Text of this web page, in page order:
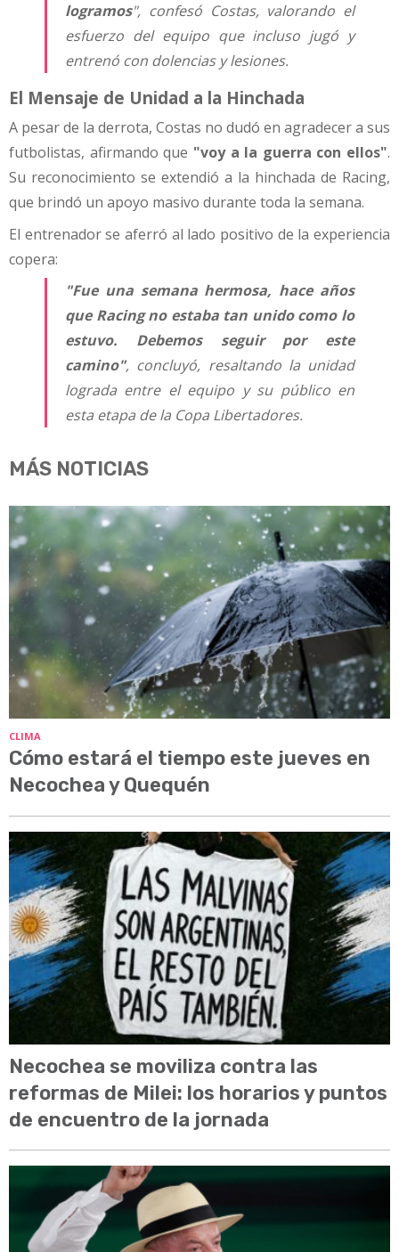
logramos", confesó Costas, valorando el
esfuerzo del equipo que incluso jugó y
entrenó con dolencias y lesiones.
El Mensaje de Unidad a la Hinchada
A pesar de la derrota, Costas no dudó en agradecer a sus
futbolistas, afirmando que "voy a la guerra con ellos".
Su reconocimiento se extendió a la hinchada de Racing,
que brindó un apoyo masivo durante toda la semana.
El entrenador se aferró al lado positivo de la experiencia
copera:
"Fue una semana hermosa, hace años
que Racing no estaba tan unido como lo
estuvo. Debemos seguir por este
camino", concluyó, resaltando la unidad
lograda entre el equipo y su público en
esta etapa de la Copa Libertadores.
MÁS NOTICIAS
CLIMA
Cómo estará el tiempo este jueves en
Necochea y Quequén
Necochea se moviliza contra las
reformas de Milei: los horarios y puntos
de encuentro de la jornada